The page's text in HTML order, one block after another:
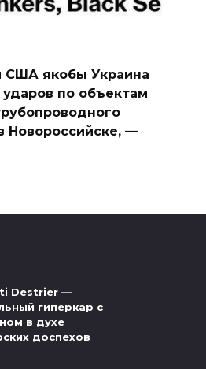
США якобы Украина
ударов по объектам
Новороссийске, —
Destrier —
гиперкар с
в духе
доспехов